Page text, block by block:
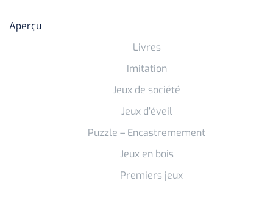
Aperçu
Livres
Imitation
Jeux de société
Jeux d’éveil
Puzzle – Encastremement
Jeux en bois
Premiers jeux